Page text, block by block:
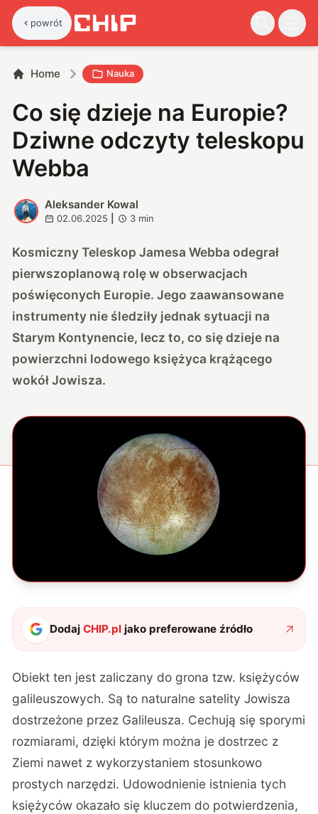
powrót
Home Nauka
Co się dzieje na Europie?
Dziwne odczyty teleskopu
Webba
A
Aleksander Kowal
02.06.2025 3 min
Kosmiczny Teleskop Jamesa Webba odegrał
pierwszoplanową rolę w obserwacjach
poświęconych Europie. Jego zaawansowane
instrumenty nie śledziły jednak sytuacji na
Starym Kontynencie, lecz to, co się dzieje na
powierzchni lodowego księżyca krążącego
wokół Jowisza.
DodajCHIP.pl jako preferowane źródło
Obiekt ten jest zaliczany do grona tzw. księżyców
galileuszowych. Są to naturalne satelity Jowisza
dostrzeżone przez Galileusza. Cechują się sporymi
rozmiarami, dzięki którym można je dostrzec z
Ziemi nawet z wykorzystaniem stosunkowo
prostych narzędzi. Udowodnienie istnienia tych
księżyców okazało się kluczem do potwierdzenia,